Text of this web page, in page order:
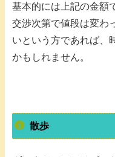
基本的には上記の金額
交渉次第で値段は変わ
いという方であれば、
かもしれません。
散歩